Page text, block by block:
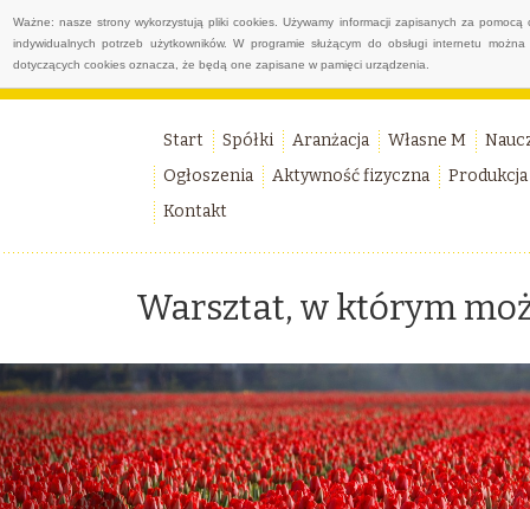
Ważne: nasze strony wykorzystują pliki cookies. Używamy informacji zapisanych za
indywidualnych potrzeb użytkowników. W programie służącym do obsługi internetu
dotyczących cookies oznacza, że będą one zapisane w pamięci urządzenia.
Start Spółki Aranżacja Własne M
Ogłoszenia
Aktywność fizyczna
Produkcja
Kontakt
Warsztat, w którym